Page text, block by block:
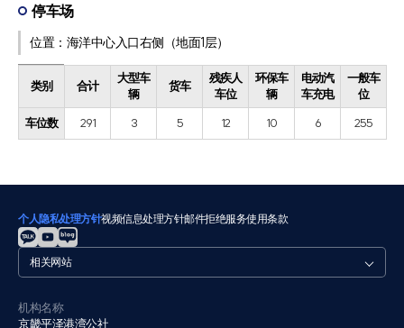
停车场
位置：海洋中心入口右侧（地面1层）
类别 合计
大型车
辆
货车
残疾人
车位
环保车
辆
电动汽
车充电
一般车
位
车位数
291 3 5 12 10 6 255
个人隐私处理方针视频信息处理方针邮件拒绝服务使用条款
관
련
이
机构名称
京畿平泽港湾公社